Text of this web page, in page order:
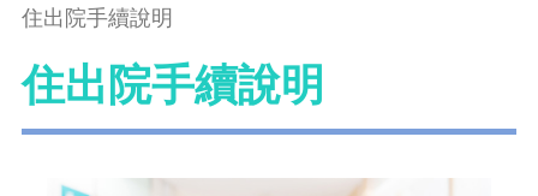
住出院手續說明
住出院手續說明